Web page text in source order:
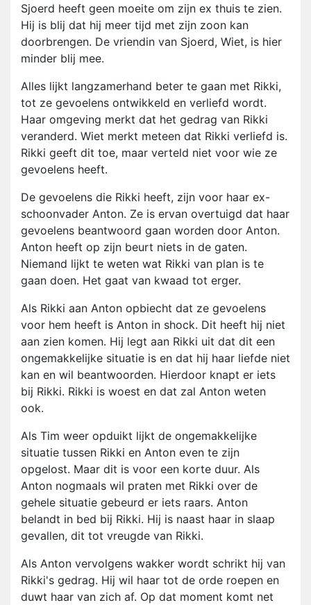
Sjoerd heeft geen moeite om zijn ex thuis te zien.
Hij is blij dat hij meer tijd met zijn zoon kan
doorbrengen. De vriendin van Sjoerd, Wiet, is hier
minder blij mee.
Alles lijkt langzamerhand beter te gaan met Rikki,
tot ze gevoelens ontwikkeld en verliefd wordt.
Haar omgeving merkt dat het gedrag van Rikki
veranderd. Wiet merkt meteen dat Rikki verliefd is.
Rikki geeft dit toe, maar verteld niet voor wie ze
gevoelens heeft.
De gevoelens die Rikki heeft, zijn voor haar ex-
schoonvader Anton. Ze is ervan overtuigd dat haar
gevoelens beantwoord gaan worden door Anton.
Anton heeft op zijn beurt niets in de gaten.
Niemand lijkt te weten wat Rikki van plan is te
gaan doen. Het gaat van kwaad tot erger.
Als Rikki aan Anton opbiecht dat ze gevoelens
voor hem heeft is Anton in shock. Dit heeft hij niet
aan zien komen. Hij legt aan Rikki uit dat dit een
ongemakkelijke situatie is en dat hij haar liefde niet
kan en wil beantwoorden. Hierdoor knapt er iets
bij Rikki. Rikki is woest en dat zal Anton weten
ook.
Als Tim weer opduikt lijkt de ongemakkelijke
situatie tussen Rikki en Anton even te zijn
opgelost. Maar dit is voor een korte duur. Als
Anton nogmaals wil praten met Rikki over de
gehele situatie gebeurd er iets raars. Anton
belandt in bed bij Rikki. Hij is naast haar in slaap
gevallen, dit tot vreugde van Rikki.
Als Anton vervolgens wakker wordt schrikt hij van
Rikki's gedrag. Hij wil haar tot de orde roepen en
duwt haar van zich af. Op dat moment komt net